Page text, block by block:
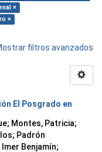
×
×
filtros avanzados
El Posgrado en
; Montes, Patricia;
; Padrón
Benjamín;